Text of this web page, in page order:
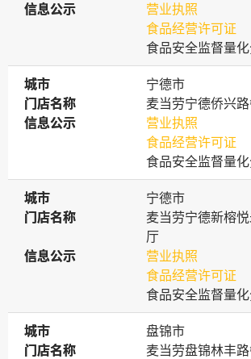
信息公示
信息公示
营业执照
食品经营许可证
食品安全监督量
城市
城市
宁德市
门店名称
门店名称
麦当劳宁德侨兴
信息公示
信息公示
营业执照
食品经营许可证
食品安全监督量
城市
城市
宁德市
门店名称
门店名称
麦当劳宁德新榕
厅
信息公示
信息公示
营业执照
食品经营许可证
食品安全监督量
城市
城市
盘锦市
门店名称
门店名称
麦当劳盘锦林丰